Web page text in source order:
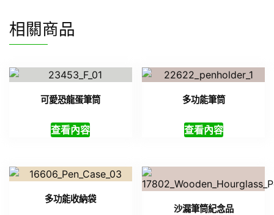
相關商品
可愛恐龍蛋筆筒
查看內容
多功能筆筒
查看內容
多功能收納袋
沙漏筆筒紀念品